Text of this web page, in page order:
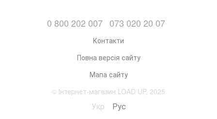
0 800 202 007 073 020 20 07
Контакти
Повна версія сайту
Мапа сайту
© Інтернет-магазин LOAD UP, 2025
Укр Рус